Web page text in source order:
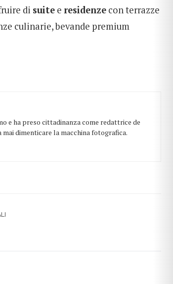
di suite e residenze con terrazze
culinarie, bevande premium
e ha preso cittadinanza come redattrice de
mai dimenticare la macchina fotografica.